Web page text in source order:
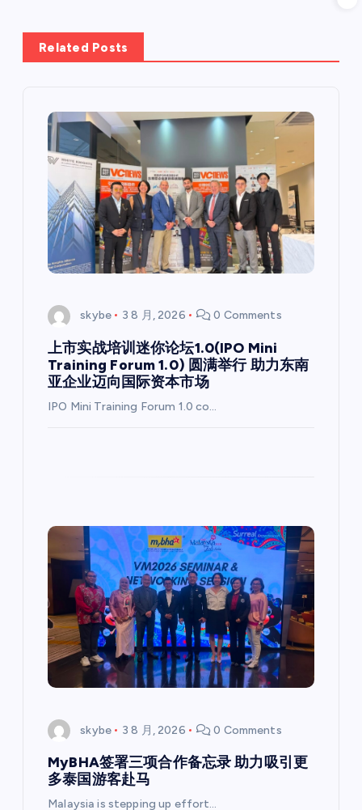
Related Posts
skybe 3 8 月, 2026 0 Comments
上市实战培训迷你论坛1.0(IPO Mini
Training Forum 1.0) 圆满举行 助力东南
亚企业迈向国际资本市场
IPO Mini Training Forum 1.0 co…
skybe 3 8 月, 2026 0 Comments
MyBHA签署三项合作备忘录 助力吸引更
多泰国游客赴马
Malaysia is stepping up effort…